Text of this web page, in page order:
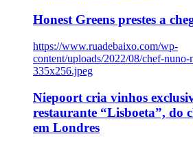
Honest Greens prestes a
https://www.ruadebaixo.com/wp-
content/uploads/2022/08/chef-nuno-
335x256.jpeg
Niepoort cria vinhos
restaurante “Lisboeta”, do
em Londres